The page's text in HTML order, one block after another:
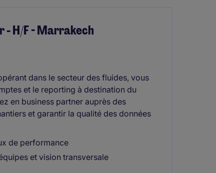
- H/F - Marrakech
dans le secteur des fluides, vous
et le reporting à destination du
en business partner auprès des
et garantir la qualité des données
de performance
et vision transversale